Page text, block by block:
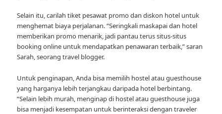
Selain itu, carilah tiket pesawat promo dan diskon hotel untuk
menghemat biaya perjalanan. “Seringkali maskapai dan hotel
memberikan promo menarik, jadi pantau terus situs-situs
booking online untuk mendapatkan penawaran terbaik,” saran
Sarah, seorang travel blogger.
Untuk penginapan, Anda bisa memilih hostel atau guesthouse
yang harganya lebih terjangkau daripada hotel berbintang.
“Selain lebih murah, menginap di hostel atau guesthouse juga
bisa menjadi kesempatan untuk berinteraksi dengan traveler